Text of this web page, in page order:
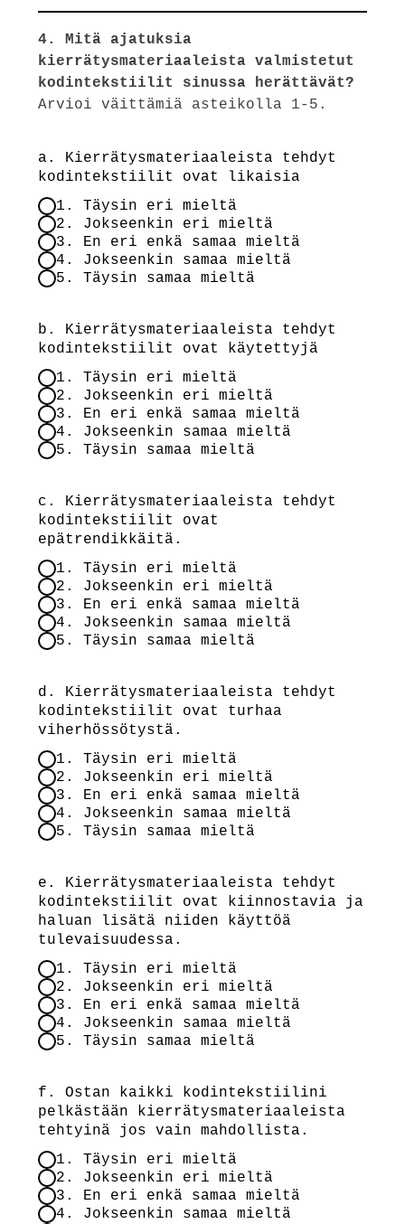
4. Mitä ajatuksia
kierrätysmateriaaleista valmistetut
kodintekstiilit sinussa herättävät?
Arvioi väittämiä asteikolla 1-5.
a. Kierrätysmateriaaleista tehdyt
kodintekstiilit ovat likaisia
1. Täysin eri mieltä
2. Jokseenkin eri mieltä
3. En eri enkä samaa mieltä
4. Jokseenkin samaa mieltä
5. Täysin samaa mieltä
b. Kierrätysmateriaaleista tehdyt
kodintekstiilit ovat käytettyjä
1. Täysin eri mieltä
2. Jokseenkin eri mieltä
3. En eri enkä samaa mieltä
4. Jokseenkin samaa mieltä
5. Täysin samaa mieltä
c. Kierrätysmateriaaleista tehdyt
kodintekstiilit ovat
epätrendikkäitä.
1. Täysin eri mieltä
2. Jokseenkin eri mieltä
3. En eri enkä samaa mieltä
4. Jokseenkin samaa mieltä
5. Täysin samaa mieltä
d. Kierrätysmateriaaleista tehdyt
kodintekstiilit ovat turhaa
viherhössötystä.
1. Täysin eri mieltä
2. Jokseenkin eri mieltä
3. En eri enkä samaa mieltä
4. Jokseenkin samaa mieltä
5. Täysin samaa mieltä
e. Kierrätysmateriaaleista tehdyt
kodintekstiilit ovat kiinnostavia ja
haluan lisätä niiden käyttöä
tulevaisuudessa.
1. Täysin eri mieltä
2. Jokseenkin eri mieltä
3. En eri enkä samaa mieltä
4. Jokseenkin samaa mieltä
5. Täysin samaa mieltä
f. Ostan kaikki kodintekstiilini
pelkästään kierrätysmateriaaleista
tehtyinä jos vain mahdollista.
1. Täysin eri mieltä
2. Jokseenkin eri mieltä
3. En eri enkä samaa mieltä
4. Jokseenkin samaa mieltä